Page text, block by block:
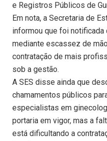
e Registros Públicos de
Em nota, a Secretaria de
informou que foi
mediante escassez de
contratação de mais
sob a gestão.
A SES disse ainda que
chamamentos públicos
especialistas em
portaria em vigor, mas a
está dificultando a